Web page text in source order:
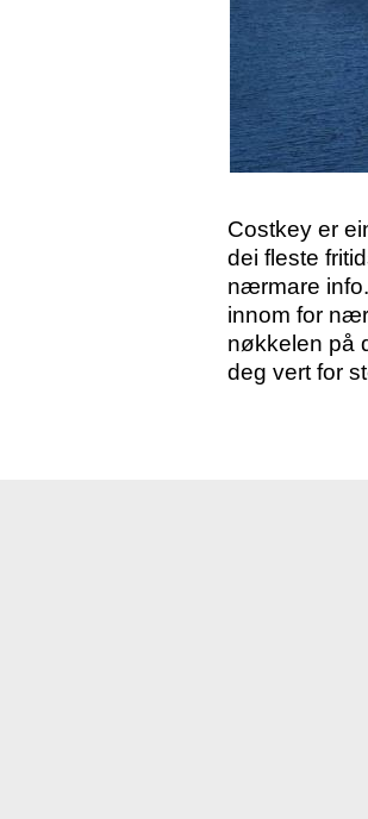
Costkey er
dei fleste
nærmare
innom for
nøkkelen på
deg vert for